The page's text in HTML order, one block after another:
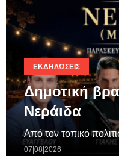
ΕΚΔΗΛΏΣΕΙΣ
Δημοτική
Νεράιδα
Από τον τοπικό
07|08|2026